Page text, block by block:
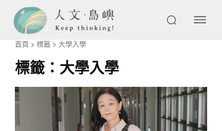
首頁 標籤 大學入學
標籤： 大學入學